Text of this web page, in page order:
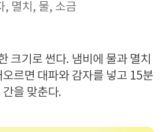
, 멸치, 물, 소금
크기로 썬다. 냄비에 물과 멸치
르면 대파와 감자를 넣고 15분
을 맞춘다.